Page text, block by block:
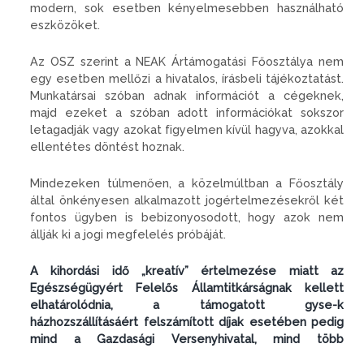
modern, sok esetben kényelmesebben használható
eszközöket.
Az OSZ szerint a NEAK Ártámogatási Főosztálya nem
egy esetben mellőzi a hivatalos, írásbeli tájékoztatást.
Munkatársai szóban adnak információt a cégeknek,
majd ezeket a szóban adott információkat sokszor
letagadják vagy azokat figyelmen kívül hagyva, azokkal
ellentétes döntést hoznak.
Mindezeken túlmenően, a közelmúltban a Főosztály
által önkényesen alkalmazott jogértelmezésekről két
fontos ügyben is bebizonyosodott, hogy azok nem
állják ki a jogi megfelelés próbáját.
A kihordási idő „kreatív” értelmezése miatt az
Egészségügyért Felelős Államtitkárságnak kellett
elhatárolódnia, a támogatott gyse-k
házhozszállításáért felszámított díjak esetében pedig
mind a Gazdasági Versenyhivatal, mind több